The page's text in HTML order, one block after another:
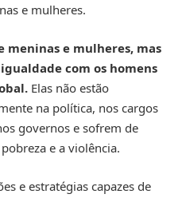
e mulheres.
meninas e mulheres, mas
com os homens
Elas não estão
na política, nos cargos
governos e sofrem de
e a violência.
e estratégias capazes de